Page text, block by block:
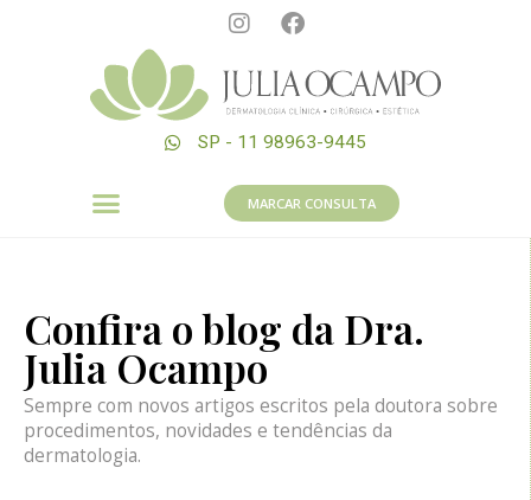
SP - 11 98963-9445
MARCAR CONSULTA
Confira o blog da Dra.
Julia Ocampo
Sempre com novos artigos escritos pela doutora sobre
procedimentos, novidades e tendências da
dermatologia.